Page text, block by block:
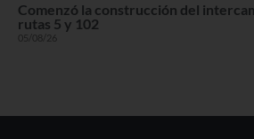
Comenzó la construcción del
rutas 5 y 102
05/08/26